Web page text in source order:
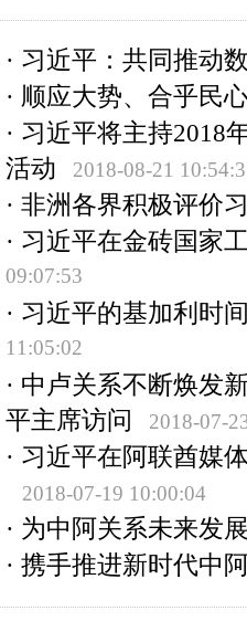
· 习近平：共同推动
· 顺应大势、合乎民
· 习近平将主持2018
活动
2018-08-21
· 非洲各界积极评价
· 习近平在金砖国家
09:07:53
· 习近平的基加利时
11:05:02
· 中卢关系不断焕发
平主席访问
2018-07-
· 习近平在阿联酋媒
2018-07-19 10:00:04
· 为中阿关系未来发
· 携手推进新时代中